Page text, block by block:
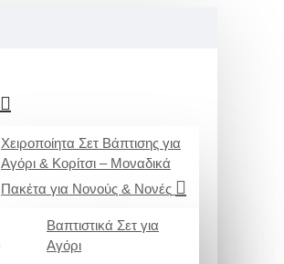
Χειροποίητα Σετ Βάπτισης για
Αγόρι & Κορίτσι – Μοναδικά
Πακέτα για Νονούς & Νονές
Βαπτιστικά Σετ για
Αγόρι